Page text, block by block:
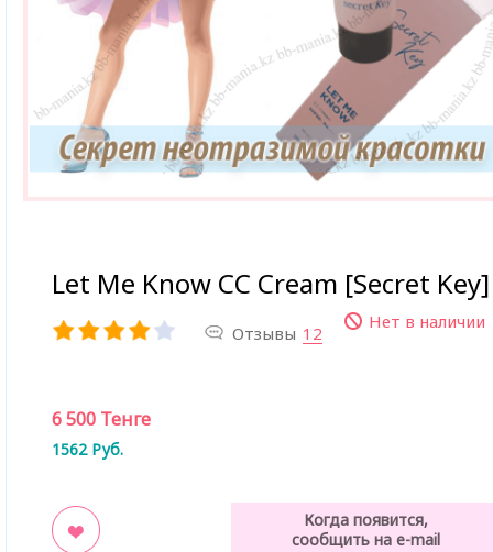
Let Me Know CC Cream [Secret Key]
Отзывы 12
Нет в наличии
6 500 Тенге
1562 Руб.
Когда появится,
сообщить на e-mail